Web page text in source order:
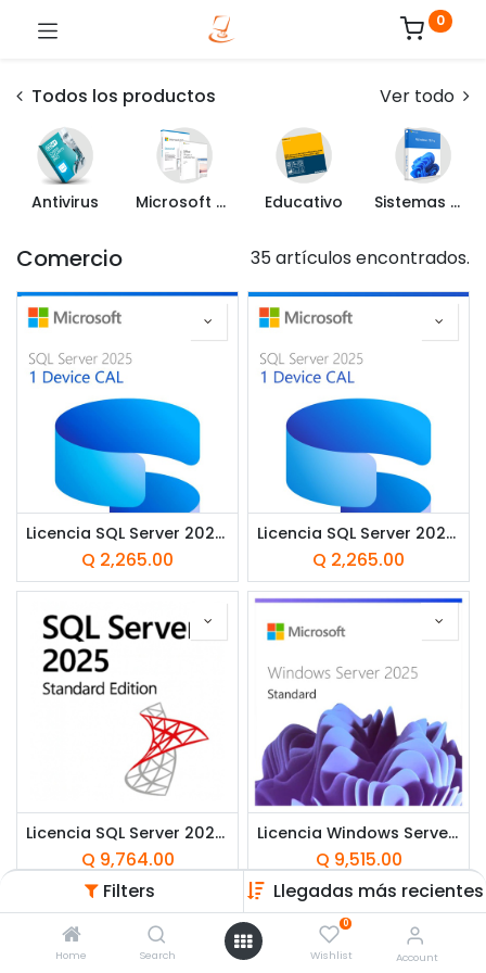
Filters Llegadas más recientes
Home Search
0
Wishlist Account
0
Todos los productos Ver todo
Antivirus Microsoft Office Educativo Sistemas Operativos
Comercio 35 artículos encontrados.
Licencia SQL Server 2025 CAL por Usuario CSP Perpetua
Q 2,265.00
Licencia SQL Server 2025 CAL por Dispositivo CSP Perpetua
Q 2,265.00
Licencia SQL Server 2025 Standard Comercial CSP Perpetua 1 Servidor
Q 9,764.00
Licencia Windows Server 2025 Edición Estándar OEI - 16 Núcleos ***FISICA***
Q 9,515.00